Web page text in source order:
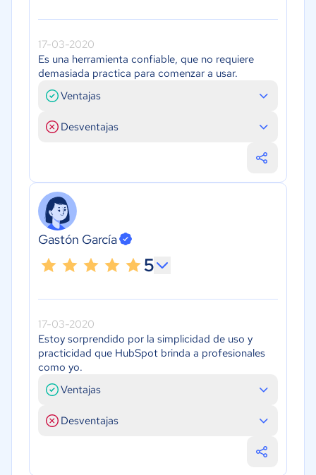
17-03-2020
Es una herramienta confiable, que no requiere
demasiada practica para comenzar a usar.
Ventajas
Desventajas
Gastón García
5
17-03-2020
Estoy sorprendido por la simplicidad de uso y
practicidad que HubSpot brinda a profesionales
como yo.
Ventajas
Desventajas